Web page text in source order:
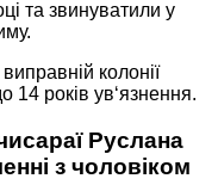
та звинуватили у
колонії
14 років ув‘язнення.
Руслана
з чоловіком